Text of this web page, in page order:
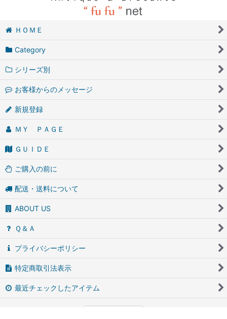
ＨＯＭＥ
Category
シリーズ別
お客様からのメッセージ
新規登録
ＭＹ ＰＡＧＥ
ＧＵＩＤＥ
ご購入の前に
配送・送料について
ABOUT US
Ｑ＆Ａ
プライバシーポリシー
特定商取引法表示
最近チェックしたアイテム